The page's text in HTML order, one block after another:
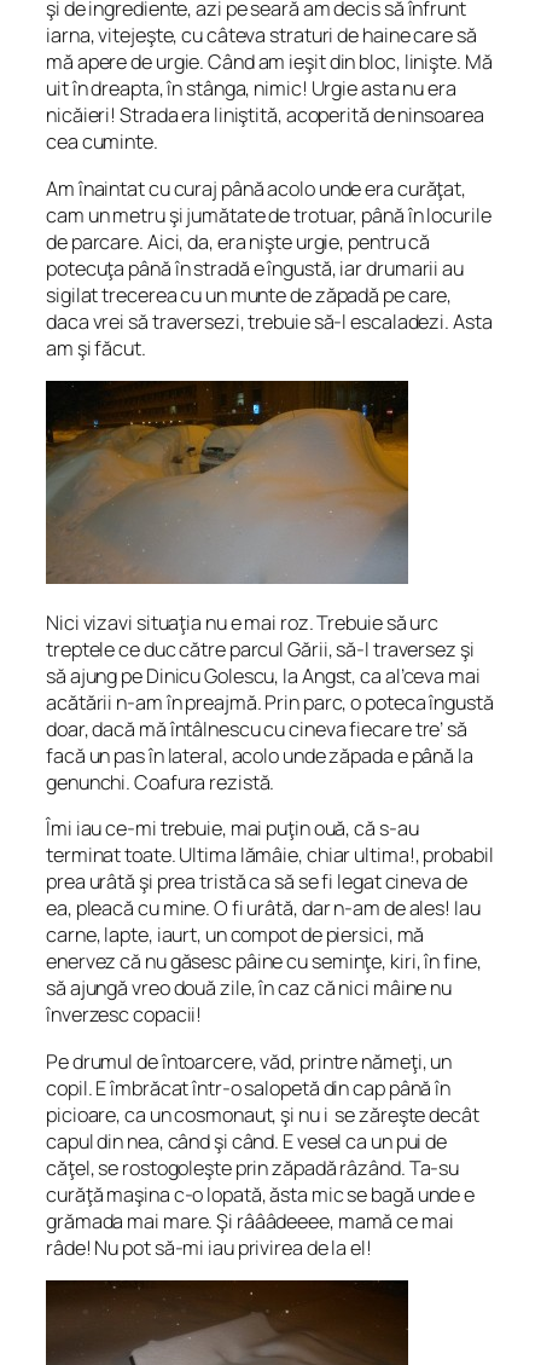
şi de ingrediente, azi pe seară am decis să înfrunt
iarna, vitejeşte, cu câteva straturi de haine care să
mă apere de urgie. Când am ieşit din bloc, linişte. Mă
uit în dreapta, în stânga, nimic! Urgie asta nu era
nicăieri! Strada era liniştită, acoperită de ninsoarea
cea cuminte.
Am înaintat cu curaj până acolo unde era curăţat,
cam un metru şi jumătate de trotuar, până în locurile
de parcare. Aici, da, era nişte urgie, pentru că
potecuţa până în stradă e îngustă, iar drumarii au
sigilat trecerea cu un munte de zăpadă pe care,
daca vrei să traversezi, trebuie să-l escaladezi. Asta
am şi făcut.
Nici vizavi situaţia nu e mai roz. Trebuie să urc
treptele ce duc către parcul Gării, să-l traversez şi
să ajung pe Dinicu Golescu, la Angst, ca al’ceva mai
acătării n-am în preajmă. Prin parc, o poteca îngustă
doar, dacă mă întâlnescu cu cineva fiecare tre’ să
facă un pas în lateral, acolo unde zăpada e până la
genunchi. Coafura rezistă.
Îmi iau ce-mi trebuie, mai puţin ouă, că s-au
terminat toate. Ultima lămâie, chiar ultima!, probabil
prea urâtă şi prea tristă ca să se fi legat cineva de
ea, pleacă cu mine. O fi urâtă, dar n-am de ales! Iau
carne, lapte, iaurt, un compot de piersici, mă
enervez că nu găsesc pâine cu seminţe, kiri, în fine,
să ajungă vreo două zile, în caz că nici mâine nu
înverzesc copacii!
Pe drumul de întoarcere, văd, printre nămeţi, un
copil. E îmbrăcat într-o salopetă din cap până în
picioare, ca un cosmonaut, şi nu i se zăreşte decât
capul din nea, când şi când. E vesel ca un pui de
căţel, se rostogoleşte prin zăpadă râzând. Ta-su
curăţă maşina c-o lopată, ăsta mic se bagă unde e
grămada mai mare. Şi râââdeeee, mamă ce mai
râde! Nu pot să-mi iau privirea de la el!